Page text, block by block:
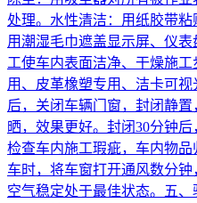
处理。水性清洁：用纸胶带
用潮湿毛巾遮盖显示屏、仪
工使车内表面洁净、干燥施
用、皮革橡塑专用、洁卡可
后，关闭车辆门窗，封闭静
晒，效果更好。封闭30分钟
检查车内施工瑕疵，车内物
车时，将车窗打开通风数分
空气稳定处于最佳状态。五